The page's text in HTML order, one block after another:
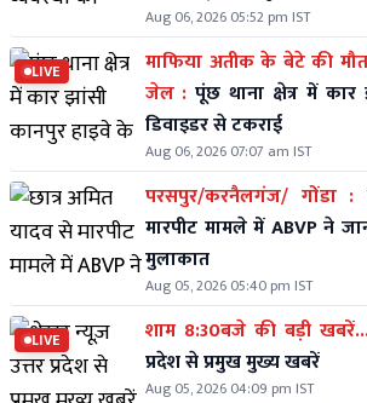
Aug 06, 2026 05:52 pm IST
LIVE
माफिया अतीक के बेटे की
जेल : पूंछ थाना क्षेत्र में
डिवाइडर से टकराई
Aug 06, 2026 07:07 am IST
परसपुर/करनैलगंज/ गोंडा :
मारपीट मामले में ABVP ने
मुलाकात
Aug 05, 2026 05:40 pm IST
LIVE शाम 8:30बजे की बड़ी
प्रदेश से प्रमुख मुख्य खबरें
Aug 05, 2026 04:09 pm IST